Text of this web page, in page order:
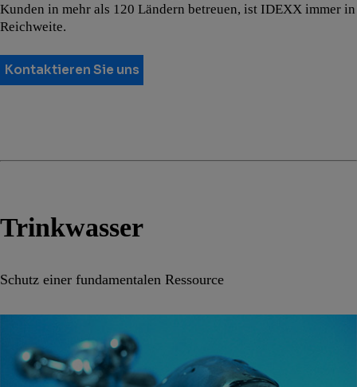
Kunden in mehr als 120 Ländern betreuen, ist IDEXX immer in
Reichweite.
Kontaktieren Sie uns
Trinkwasser
Schutz einer fundamentalen Ressource